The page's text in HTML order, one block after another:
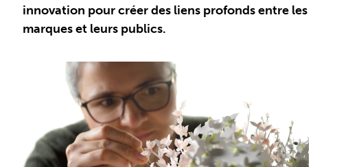
innovation pour créer des liens profonds entre les
marques et leurs publics.